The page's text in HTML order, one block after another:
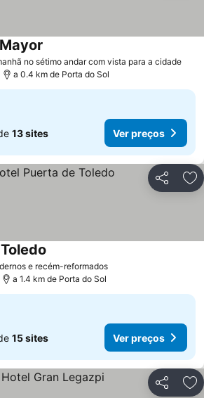
no sétimo andar com vista para a cidadeVer
a 0.4 km de Porta do Sol
13 sites Ver preços
Partilhar
e recém-reformadosVer preços
a 1.4 km de Porta do Sol
15 sites Ver preços
Partilhar